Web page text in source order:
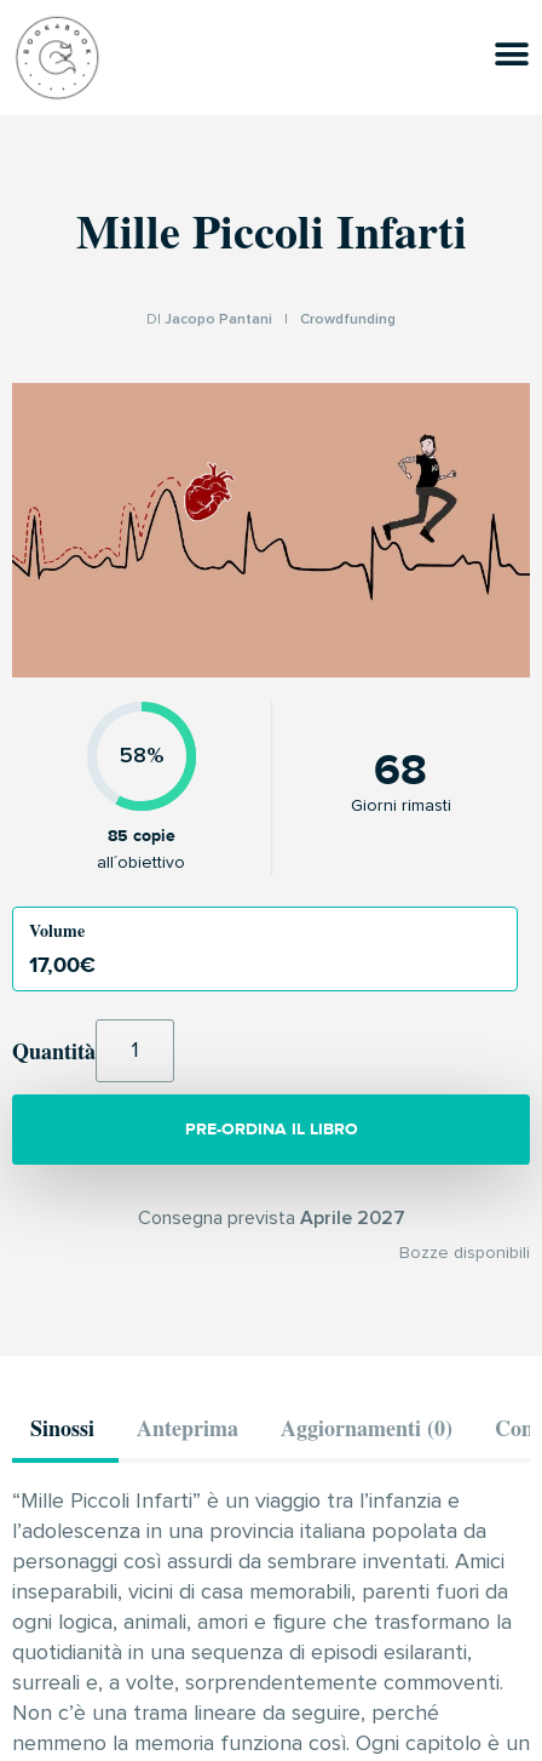
Mille Piccoli Infarti
DI Jacopo Pantani Crowdfunding
58%
85 copie
all´obiettivo
68
Giorni rimasti
Volume
17,00€
Quantità
PRE-ORDINA IL LIBRO
Consegna prevista Aprile 2027
Bozze disponibili
Sinossi Anteprima Aggiornamenti (0)
“Mille Piccoli Infarti” è un viaggio tra l’infanzia e
l’adolescenza in una provincia italiana popolata da
personaggi così assurdi da sembrare inventati. Amici
inseparabili, vicini di casa memorabili, parenti fuori da
ogni logica, animali, amori e figure che trasformano la
quotidianità in una sequenza di episodi esilaranti,
surreali e, a volte, sorprendentemente commoventi.
Non c’è una trama lineare da seguire, perché
nemmeno la memoria funziona così. Ogni capitolo è un